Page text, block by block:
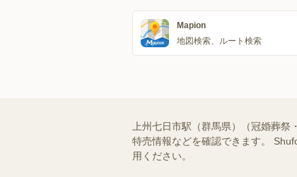
Mapion
地図検索、ルート検索
上州七日市駅（群馬県）（冠婚葬
特売情報などを確認できます。
用ください。